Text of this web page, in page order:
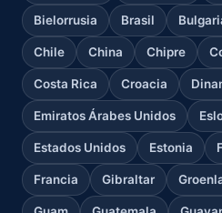
Bielorrusia Brasil
Chile China Chipre
Costa Rica Croacia
Emiratos Árabes Unidos
Estados Unidos Estonia
Francia Gibraltar